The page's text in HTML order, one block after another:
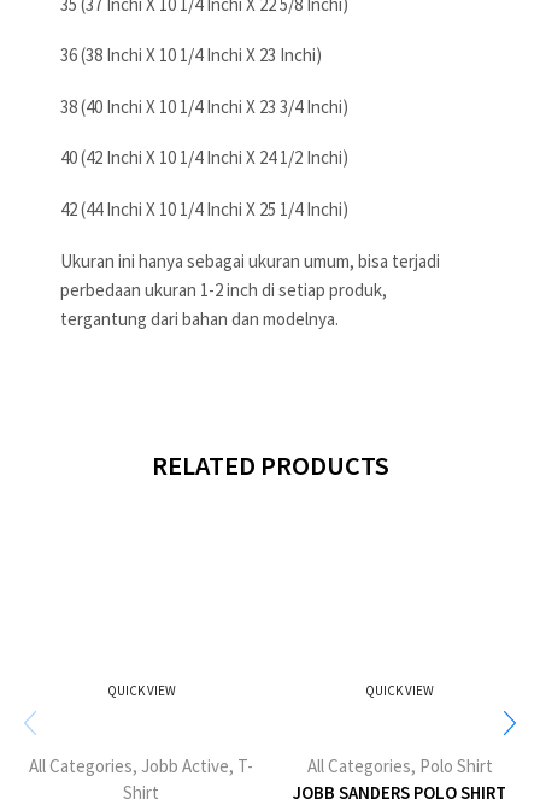
36 (38 Inchi X 10 1/4 Inchi X 23 Inchi)
38 (40 Inchi X 10 1/4 Inchi X 23 3/4 Inchi)
40 (42 Inchi X 10 1/4 Inchi X 24 1/2 Inchi)
42 (44 Inchi X 10 1/4 Inchi X 25 1/4 Inchi)
Ukuran ini hanya sebagai ukuran umum, bisa terjadi
perbedaan ukuran 1-2 inch di setiap produk,
tergantung dari bahan dan modelnya.
RELATED PRODUCTS
QUICK VIEW
All Categories, Jobb Active, T-
Shirt
QUICK VIEW
All Categories, Polo Shirt
JOBB SANDERS POLO SHIRT